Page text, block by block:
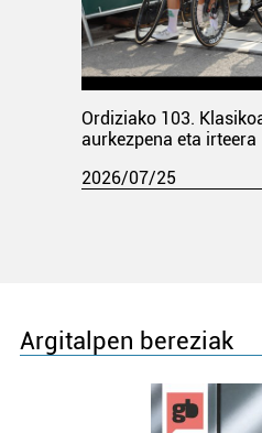
Ordiziako 103.
aurkezpena eta irteera
2026/07/25
Argitalpen bereziak